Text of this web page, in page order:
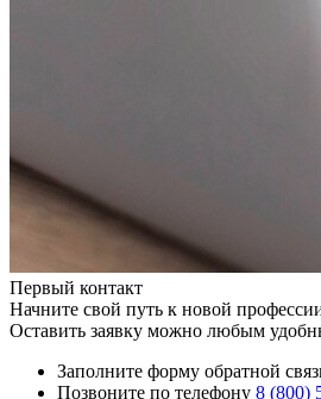
Первый контакт
Начните свой путь к новой
Оставить заявку можно любым
Заполните форму обратной
Позвоните по телефону 8 (800)